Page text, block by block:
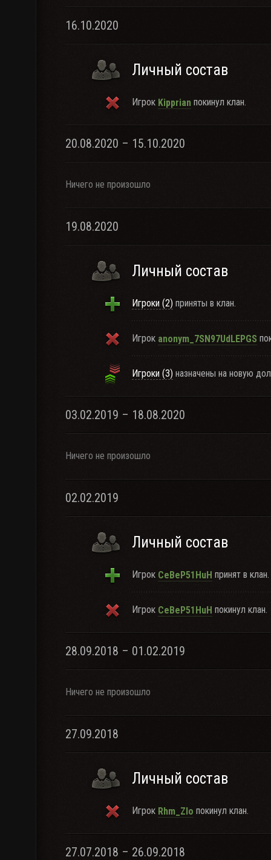
16.10.2020
Личный состав
Игрок Kipprian покинул клан.
20.08.2020 – 15.10.2020
Ничего не произошло
19.08.2020
Личный состав
Игроки (2) приняты в клан.
Игрок anonym_7SN97UdLEPGS
Игроки (3) назначены на новую
03.02.2019 – 18.08.2020
Ничего не произошло
02.02.2019
Личный состав
Игрок CeBeP51HuH принят в клан.
Игрок CeBeP51HuH покинул клан.
28.09.2018 – 01.02.2019
Ничего не произошло
27.09.2018
Личный состав
Игрок Rhm_Zlo покинул клан.
27.07.2018 – 26.09.2018